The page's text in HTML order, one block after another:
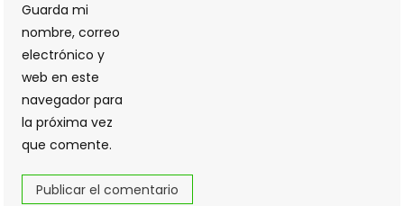
Guarda mi
nombre, correo
electrónico y
web en este
navegador para
la próxima vez
que comente.